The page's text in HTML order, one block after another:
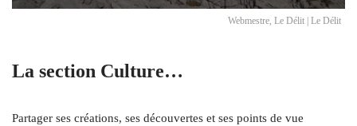
Webmestre, Le Délit | Le Délit
La section Culture…
Partager ses créations, ses découvertes et ses points de vue